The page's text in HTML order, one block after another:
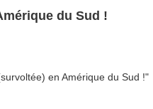
du Sud !